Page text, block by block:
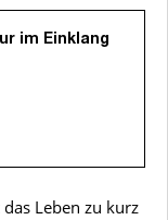
im Einklang
Leben zu kurz